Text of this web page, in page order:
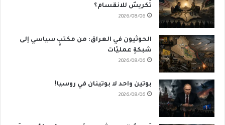
تَكريسٌ للانقسام؟
2026/08/06
الحوثيون في العراق: من مكتبٍ سياسي إلى
شبكةِ عمليّات
2026/08/06
بوتين واحد لا بوتينان في روسيا!
2026/08/06